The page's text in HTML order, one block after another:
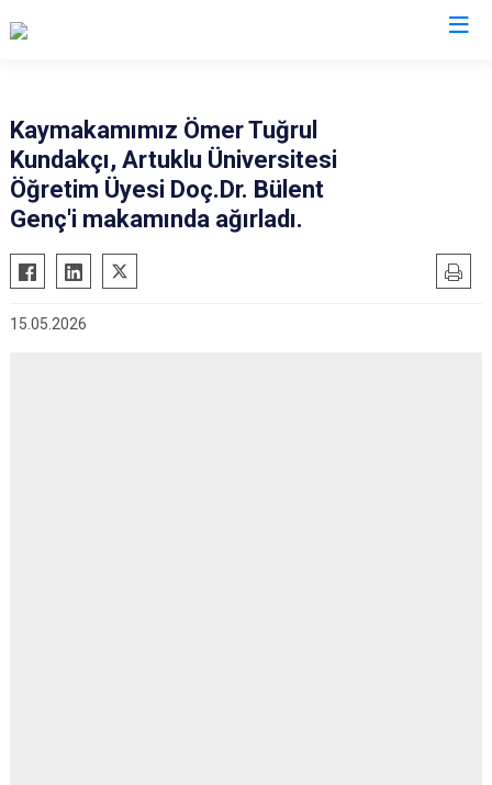
Dargeçit
Derik
Mazıdağı
Nusaybin
Ömerli
Kaymakamımız Ömer Tuğrul
Kundakçı, Artuklu Üniversitesi
Öğretim Üyesi Doç.Dr. Bülent
Genç'i makamında ağırladı.
15.05.2026